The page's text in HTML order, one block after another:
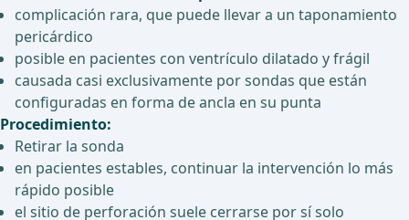
complicación rara, que puede llevar a un taponamiento
pericárdico
posible en pacientes con ventrículo dilatado y frágil
causada casi exclusivamente por sondas que están
configuradas en forma de ancla en su punta
Procedimiento:
Retirar la sonda
en pacientes estables, continuar la intervención lo más
rápido posible
el sitio de perforación suele cerrarse por sí solo